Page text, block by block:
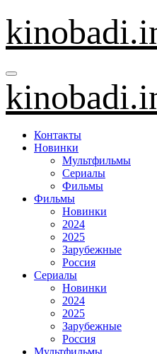
Перейти
содержанию
Контакты
Новинки
Мультфильмы
Сериалы
Фильмы
Фильмы
Новинки
2024
2025
Зарубежные
Россия
Сериалы
Новинки
2024
2025
Зарубежные
Россия
Мультфильмы